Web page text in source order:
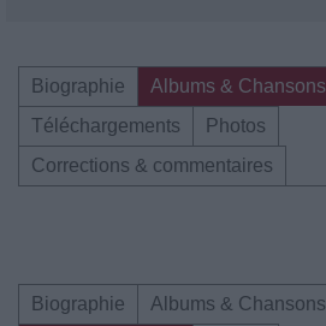
Biographie
Albums & Chansons
Téléchargements
Photos
Corrections & commentaires
Biographie
Albums & Chansons